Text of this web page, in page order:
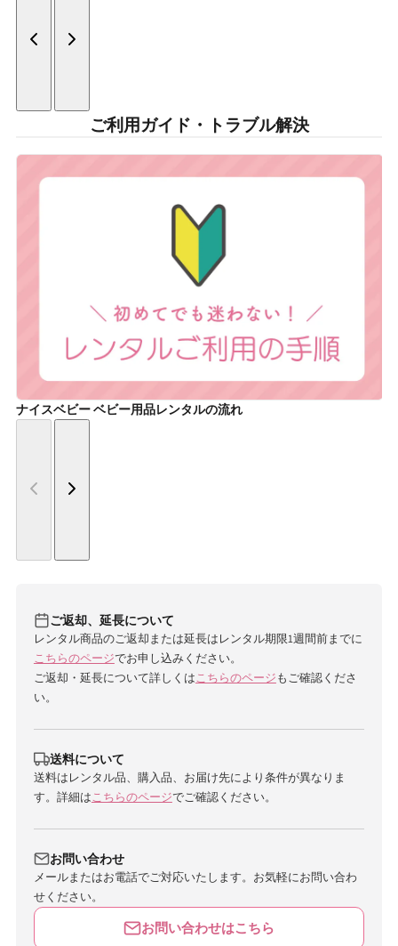
ご利用ガイド・トラブル解決
ナイスベビー ベビー用品レンタルの流れ
ご返却、延長について
レンタル商品のご返却または延長はレンタル期限1週間前までに
こちらのページでお申し込みください。
ご返却・延長について詳しくはこちらのページもご確認くださ
い。
送料について
送料はレンタル品、購入品、お届け先により条件が異なりま
す。詳細はこちらのページでご確認ください。
お問い合わせ
メールまたはお電話でご対応いたします。お気軽にお問い合わ
せください。
お問い合わせはこちら